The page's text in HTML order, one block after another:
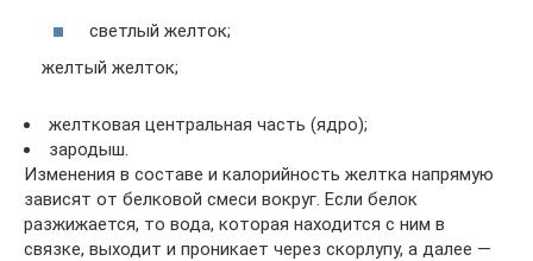
светлый желток;
желтый желток;
желтковая центральная часть (ядро);
зародыш.
Изменения в составе и калорийность желтка напрямую
зависят от белковой смеси вокруг. Если белок
разжижается, то вода, которая находится с ним в
связке, выходит и проникает через скорлупу, а далее —